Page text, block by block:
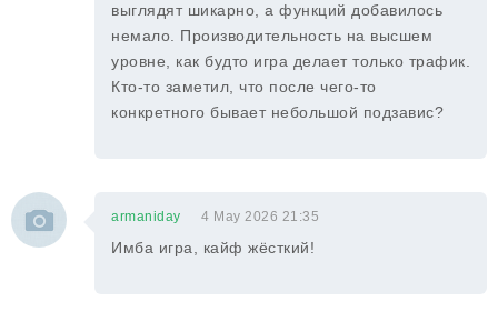
выглядят шикарно, а функций добавилось
немало. Производительность на высшем
уровне, как будто игра делает только трафик.
Кто-то заметил, что после чего-то
конкретного бывает небольшой подзавис?
armaniday 4 May 2026 21:35
Имба игра, кайф жёсткий!